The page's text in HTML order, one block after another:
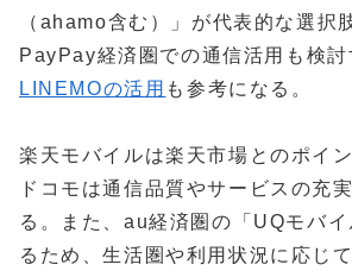
（ahamo含む）」が代表的な選択
PayPay経済圏での通信活用も検討
LINEMOの活用 も参考になる。
楽天モバイルは楽天市場とのポイ
ドコモは通信品質やサービスの充
る。また、au経済圏の「UQモバ
るため、生活圏や利用状況に応じ